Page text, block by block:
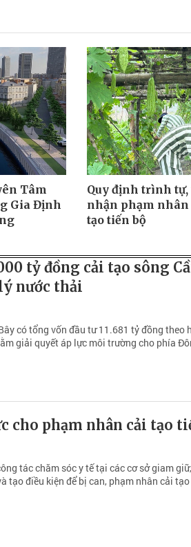
Tâm
Gia Định
Quy định trình
nhận phạm nhân
tạo tiến bộ
tỷ đồng cải tạo sông
nước thải
có tổng vốn đầu tư 11.681 tỷ đồng theo
giải quyết áp lực môi trường cho phía
cho phạm nhân cải tạo
tác chăm sóc y tế tại các cơ sở giam
tạo điều kiện để bị can, phạm nhân cải